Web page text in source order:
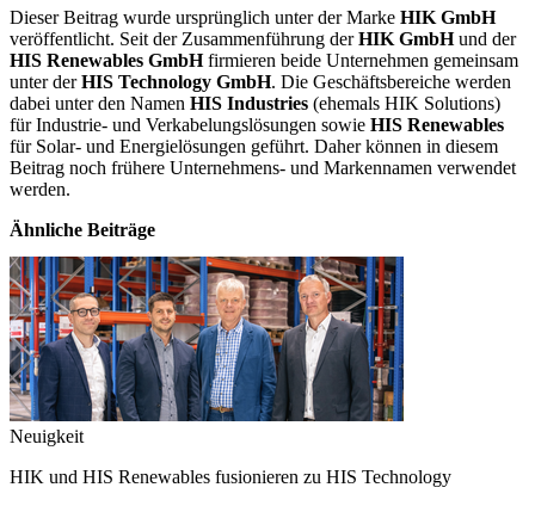
Dieser Beitrag wurde ursprünglich unter der Marke HIK GmbH
veröffentlicht. Seit der Zusammenführung derHIK GmbHund der
HIS Renewables GmbHfirmieren beide Unternehmen gemeinsam
unter derHIS Technology GmbH. Die Geschäftsbereiche werden
dabei unter den Namen HIS Industries (ehemals HIK Solutions)
für Industrie- und Verkabelungslösungen sowie HIS Renewables
für Solar- und Energielösungen geführt. Daher können in diesem
Beitrag noch frühere Unternehmens- und Markennamen verwendet
werden.
Ähnliche Beiträge
Neuigkeit
HIK und HIS Renewables fusionieren zu HIS Technology